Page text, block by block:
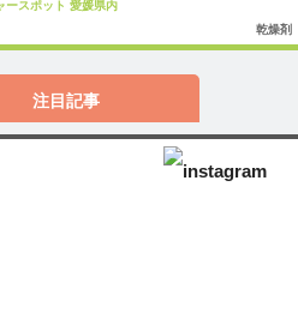
ースポット 愛媛県内
乾燥剤
注目記事